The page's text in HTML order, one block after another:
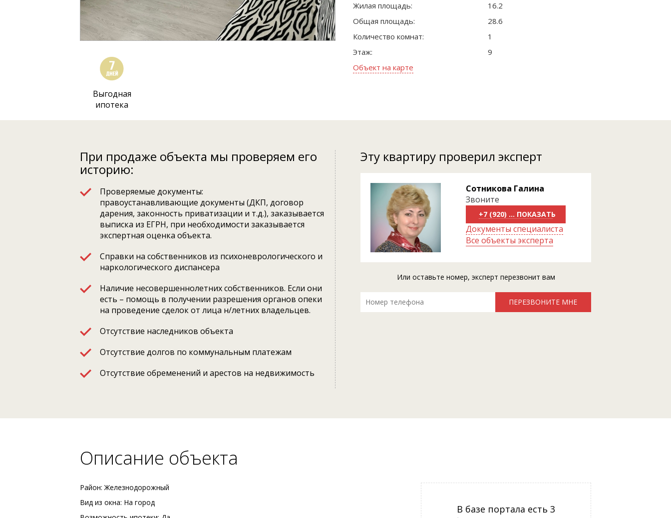
Выгодная
ипотека
Жилая площадь:
16.2
Общая площадь:
28.6
Количество комнат:
1
Этаж:
9
Объект на карте
При продаже объекта мы проверяем его
историю:
Проверяемые документы:
правоустанавливающие документы (ДКП, договор
дарения, законность приватизации и т.д.), заказывается
выписка из ЕГРН, при необходимости заказывается
экспертная оценка объекта.
Справки на собственников из психоневрологического и
наркологического диспансера
Наличие несовершеннолетних собственников. Если они
есть – помощь в получении разрешения органов опеки
на проведение сделок от лица н/летних владельцев.
Отсутствие наследников объекта
Отсутствие долгов по коммунальным платежам
Отсутствие обременений и арестов на недвижимость
Эту квартиру проверил эксперт
Сотникова Галина
Звоните
+7 (920) 818-81-70
Документы специалиста
Все объекты эксперта
Или оставьте номер, эксперт перезвонит вам
Описание объекта
Район: Железнодорожный
Вид из окна: На город
В базе портала есть 3